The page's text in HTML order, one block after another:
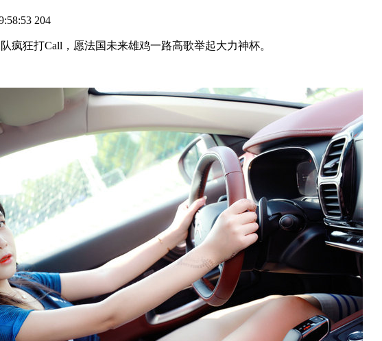
204
疯狂打Call，愿法国未来雄鸡一路高歌举起大力神杯。